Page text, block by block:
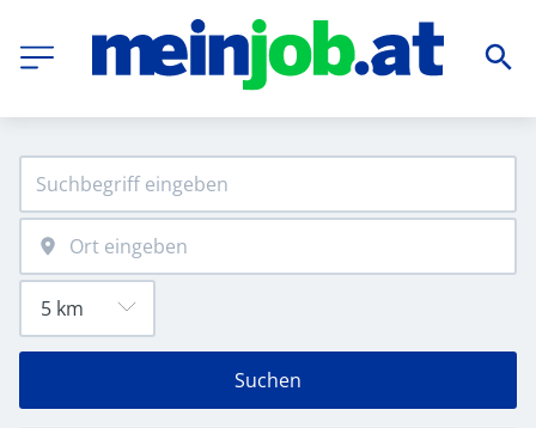
Suchen